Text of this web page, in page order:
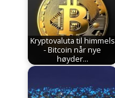
Kryptovaluta til himmels
- Bitcoin når nye
høyder…